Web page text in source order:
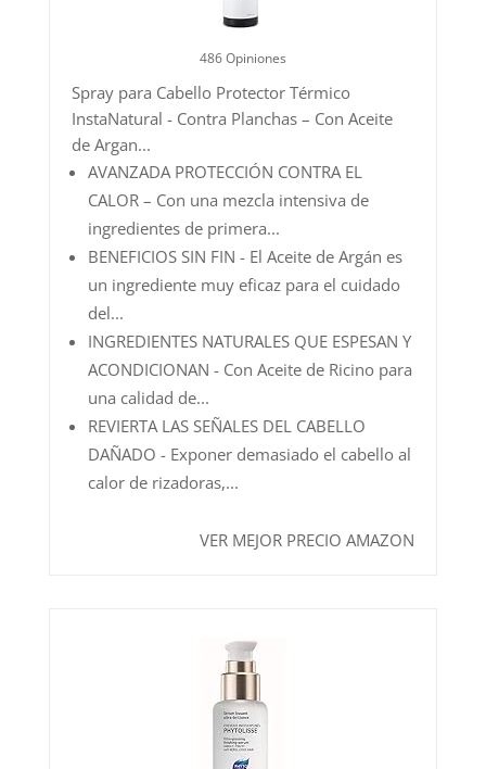
486 Opiniones
Spray para Cabello Protector Térmico
InstaNatural - Contra Planchas – Con Aceite
de Argan...
AVANZADA PROTECCIÓN CONTRA EL
CALOR – Con una mezcla intensiva de
ingredientes de primera...
BENEFICIOS SIN FIN - El Aceite de Argán es
un ingrediente muy eficaz para el cuidado
del...
INGREDIENTES NATURALES QUE ESPESAN Y
ACONDICIONAN - Con Aceite de Ricino para
una calidad de...
REVIERTA LAS SEÑALES DEL CABELLO
DAÑADO - Exponer demasiado el cabello al
calor de rizadoras,...
VER MEJOR PRECIO AMAZON